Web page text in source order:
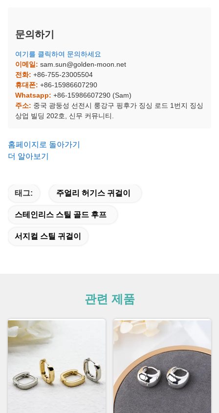
문의하기
여기를 클릭하여 문의하세요
이메일: sam.sun@golden-moon.net
전화: +86-755-23005504
휴대폰: +86-15986607290
Whatsapp: +86-15986607290 (Sam)
주소: 중국 광둥성 선전시 룽강구 핑후가 징싱 로드 1번지 징싱
상업 빌딩 202호, 신무 커뮤니티.
홈페이지로 돌아가기
더 알아보기
태그: 주얼리 허기스 귀걸이
스테인리스 스틸 골드 후프
서지컬 스틸 귀걸이
관련 제품